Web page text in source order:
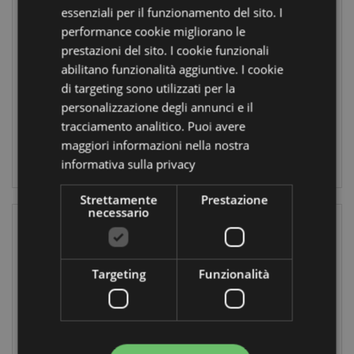
Ceramica - Nera
Mietitrice e
Fantasma - Skull
Boy
SP109
431
disponibile
LOGIN
Decorativo con
SK400
disponibile
essenziali per il funzionamento del sito. I
performance cookie migliorano le
prestazioni del sito. I cookie funzionali
abilitano funzionalità aggiuntive. I cookie
di targeting sono utilizzati per la
personalizzazione degli annunci e il
tracciamento analitico. Puoi avere
maggiori informazioni nella nostra
informativa sulla privacy
Strettamente
necessario
Prestazione
Targeting Funzionalità